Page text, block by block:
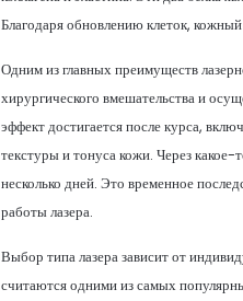
Благодаря обновлению клеток,
Одним из главных преимуществ
хирургического вмешательства и
эффект достигается после курса,
текстуры и тонуса кожи. Через какое-
несколько дней. Это временное
работы лазера.
Выбор типа лазера зависит от
считаются одними из самых